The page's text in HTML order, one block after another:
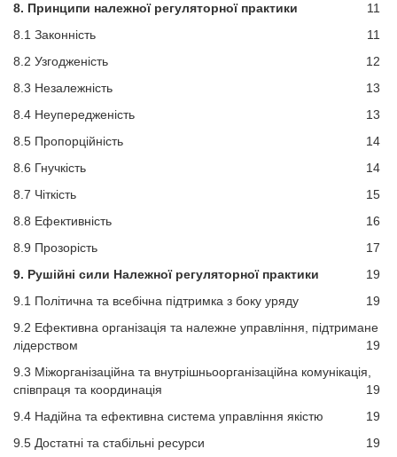
8. Принципи належної регуляторної практики
11
8.1 Законність
11
8.2 Узгодженість
12
8.3 Незалежність
13
8.4 Неупередженість
13
8.5 Пропорційність
14
8.6 Гнучкість
14
8.7 Чіткість
15
8.8 Ефективність
16
8.9 Прозорість
17
9. Рушійні сили Належної регуляторної практики
19
9.1 Політична та всебічна підтримка з боку уряду
19
9.2 Ефективна організація та належне управління, підтримане
лідерством
19
9.3 Міжорганізаційна та внутрішньоорганізаційна комунікація,
співпраця та координація
19
9.4 Надійна та ефективна система управління якістю
19
9.5 Достатні та стабільні ресурси
19